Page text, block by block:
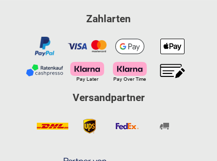
Zahlarten
Versandpartner